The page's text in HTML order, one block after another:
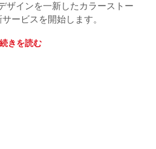
ザインを一新したカラーストー
ービスを開始します。
続きを読む